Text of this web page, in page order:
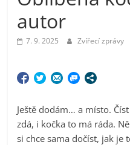
autor
7. 9. 2025 Zvířecí zprávy
Ještě dodám… a místo.
zdá, i kočka to má ráda.
si chce sama dočíst, jak je